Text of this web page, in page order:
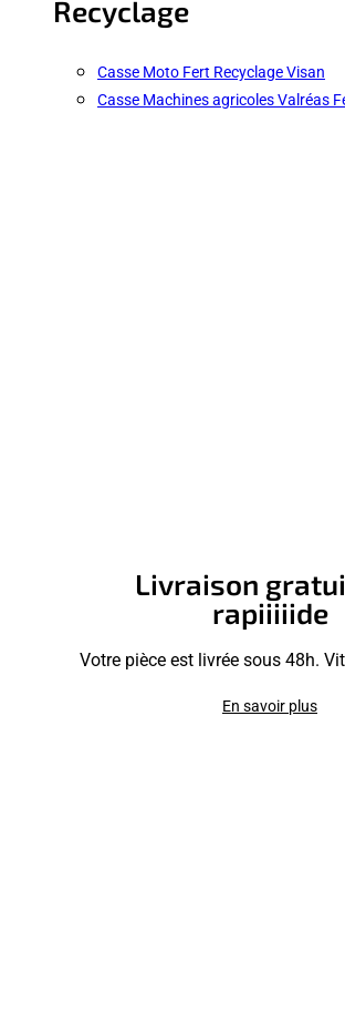
Recyclage
Casse Moto Fert Recyclage Visan
Casse Machines agricoles Valréas
Livraison
rapiiiiide
Votre pièce est livrée sous 48h.
En savoir plus